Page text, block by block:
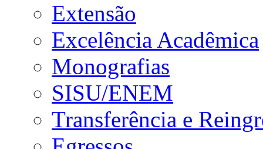
Extensão
Excelência Acadêmica
Monografias
SISU/ENEM
Transferência e